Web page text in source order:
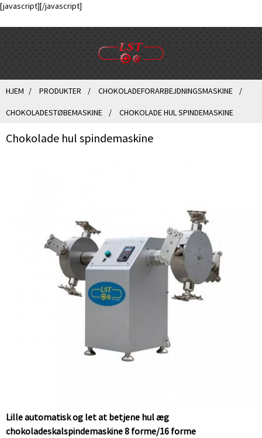
[javascript][/javascript]
HJEM PRODUKTER CHOKOLADEFORARBEJDNINGSMASKINE
CHOKOLADESTØBEMASKINE CHOKOLADE HUL SPINDEMASKINE
Chokolade hul spindemaskine
Lille automatisk og let at betjene hul æg
chokoladeskalspindemaskine 8 forme/16 forme